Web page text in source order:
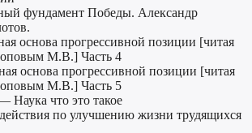
фундамент Победы. Александр
основа прогрессивной позиции [читая
М.В.] Часть 4
основа прогрессивной позиции [читая
М.В.] Часть 5
что это такое
по улучшению жизни трудящихся